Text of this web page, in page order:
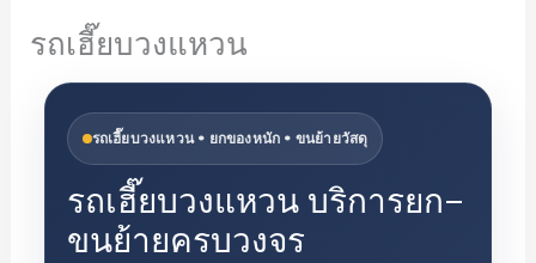
รถเฮี๊ยบวงแหวน
รถเฮี๊ยบวงแหวน • ยกของหนัก • ขนย้ายวัสดุ
รถเฮี๊ยบวงแหวน บริการยก–
ขนย้ายครบวงจร